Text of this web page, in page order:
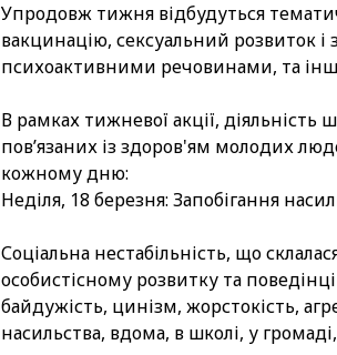
Упродовж тижня відбудуться
вакцинацію, сексуальний розвиток
психоактивними речовинами, та
В рамках тижневої акції,
пов’язаних із здоров'ям молодих
кожному дню:
Неділя, 18 березня: Запобігання
Соціальна нестабільність, що
особистісному розвитку та
байдужість, цинізм, жорстокість,
насильства, вдома, в школі, у